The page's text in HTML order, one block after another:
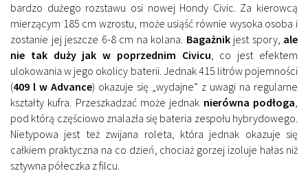
bardzo dużego rozstawu osi nowej Hondy Civic. Za kierowcą
mierzącym 185 cm wzrostu, może usiąść równie wysoka osoba i
zostanie jej jeszcze 6-8 cm na kolana. Bagażnikjest spory, ale
nie tak duży jak w poprzednim Civicu, co jest efektem
ulokowania w jego okolicy baterii. Jednak 415 litrów pojemności
(409 l w Advance) okazuje się „wydajne” z uwagi na regularne
kształty kufra. Przeszkadzać może jednak nierówna podłoga,
pod którą częściowo znalazła się bateria zespołu hybrydowego.
Nietypowa jest też zwijana roleta, która jednak okazuje się
całkiem praktyczna na co dzień, chociaż gorzej izoluje hałas niż
sztywna półeczka z filcu.